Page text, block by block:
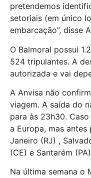
pretendemos
setoriais (em único
embarcação”, disse
O Balmoral possui
524 tripulantes. A
autorizada e vai
A Anvisa não
viagem. A saída do
para às 23h30.
a Europa, mas antes
Janeiro (RJ) ,
(CE) e Santarém
Na última semana o